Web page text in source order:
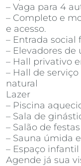
– Vaga para 4
– Completo e
e acesso.
– Entrada social
– Elevadores de
– Hall privativo
– Hall de
natural
Lazer
– Piscina
– Sala de
– Salão de
– Sauna úmida
– Espaço infantil
Agende já sua